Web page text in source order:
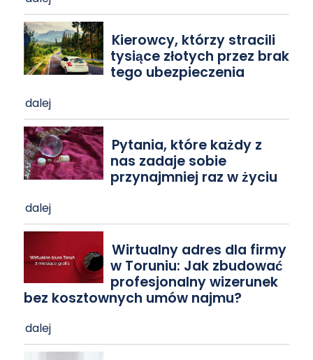
Kierowcy, którzy stracili
tysiące złotych przez brak
tego ubezpieczenia
dalej
Pytania, które każdy z
nas zadaje sobie
przynajmniej raz w życiu
dalej
Wirtualny adres dla firmy
w Toruniu: Jak zbudować
profesjonalny wizerunek
bez kosztownych umów najmu?
dalej